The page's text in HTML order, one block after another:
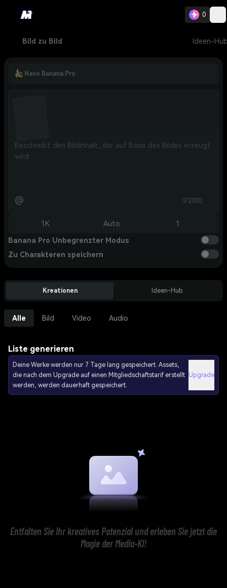
0
Bild zu Bild Ideen-
Nano Banana Pro
@ 0/2000
1K Auto 1
Banana Pro Unbegrenzter Modus
Zu Charakteren speichern
Kreationen Ideen-Hub
Alle Bild Video Audio
Liste generieren
Deine Werke werden nur 7 Tage lang gespeichert. Assets,
die nach dem Upgrade auf einen Mitgliedschaftstarif erstellt
werden, werden dauerhaft gespeichert.
Upgrade
Entfalten Sie Ihr kreatives Potenzial und erleben Sie jetzt die
Magie der Media-KI!